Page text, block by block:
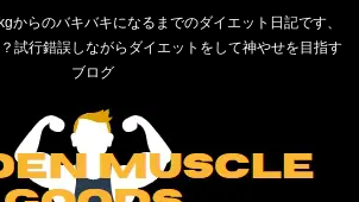
からのバキバキになるまでのダイエット日記です、
試行錯誤しながらダイエットをして神やせを目指す
ブログ